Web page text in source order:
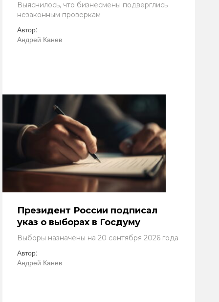
Выяснилось, что бизнесмены подверглись
незаконным проверкам
Автор:
Андрей Канев
Президент России подписал
указ о выборах в Госдуму
Выборы назначены на 20 сентября 2026 года
Автор:
Андрей Канев